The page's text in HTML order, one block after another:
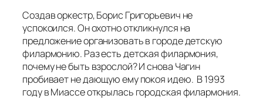
Создав оркестр, Борис Григорьевич не
успокоился. Он охотно откликнулся на
предложение организовать в городе детскую
филармонию. Раз есть детская филармония,
почему не быть взрослой? И снова Чагин
пробивает не дающую ему покоя идею. В 1993
году в Миассе открылась городская филармония.